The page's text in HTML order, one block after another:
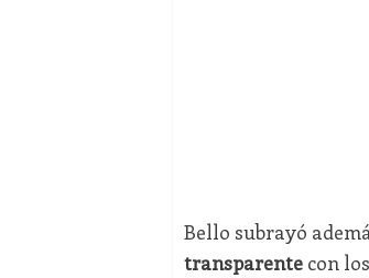
Bello subrayó
transparentecon